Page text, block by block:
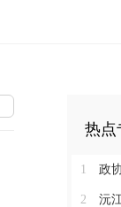
热点
1 政协
2 沅